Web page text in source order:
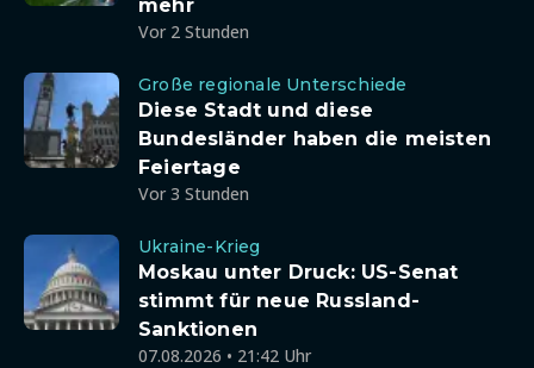
mehr
Vor 2 Stunden
Große regionale Unterschiede
Diese Stadt und diese
Bundesländer haben die meisten
Feiertage
Vor 3 Stunden
Ukraine-Krieg
Moskau unter Druck: US-Senat
stimmt für neue Russland-
Sanktionen
07.08.2026 • 21:42 Uhr